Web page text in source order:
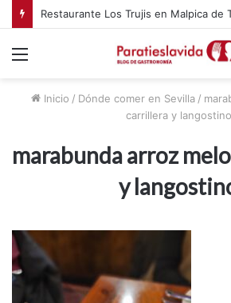
Restaurante Los Trujis en Malpica de
Inicio / Dónde comer en Sevilla /
carrillera y langostino
marabunda arroz
y